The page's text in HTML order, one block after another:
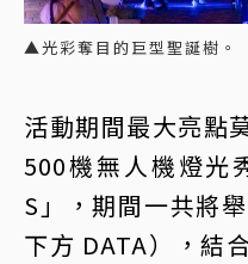
▲光彩奪目的巨型聖誕樹
活動期間最大亮點
500機無人機燈光
S」，期間一共將
下方 DATA），結